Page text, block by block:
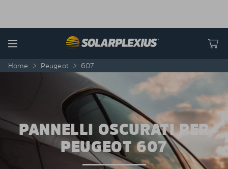
Menu
Home > Peugeot > 607
PANNELLI OSCURATI PER
PEUGEOT 607